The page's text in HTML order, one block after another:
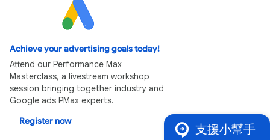
Achieve your advertising goals today!
Attend our Performance Max
Masterclass, a livestream workshop
session bringing together industry and
Google ads PMax experts.
Register now
支援小幫手